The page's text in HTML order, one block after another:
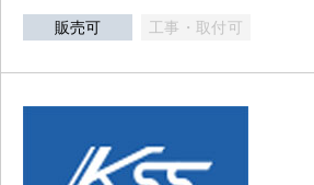
販売可 工事・取付可